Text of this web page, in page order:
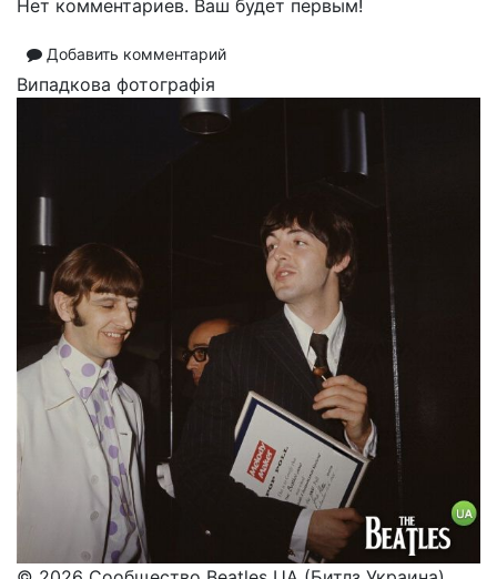
Нет комментариев. Ваш будет первым!
Добавить комментарий
Випадкова фотографія